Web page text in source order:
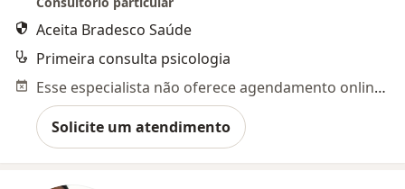
Aceita Bradesco Saúde
Primeira consulta psicologia
Esse especialista não oferece agendamento online para esse endereço.
Solicite um atendimento